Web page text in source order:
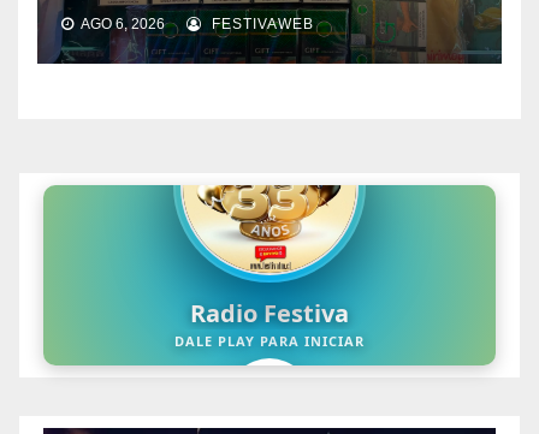
AGO 6, 2026 FESTIVAWEB